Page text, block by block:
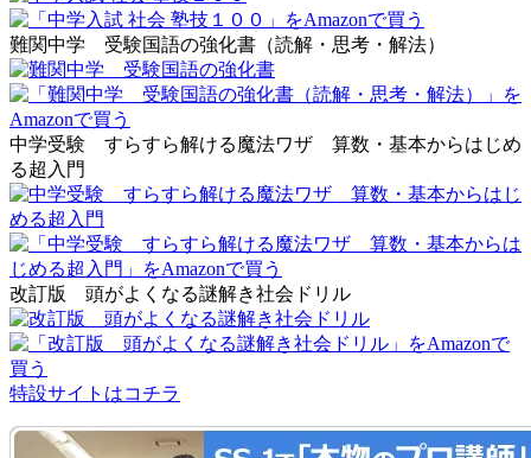
難関中学 受験国語の強化書（読解・思考・解法）
中学受験 すらすら解ける魔法ワザ 算数・基本からはじめ
る超入門
改訂版 頭がよくなる謎解き社会ドリル
特設サイトはコチラ